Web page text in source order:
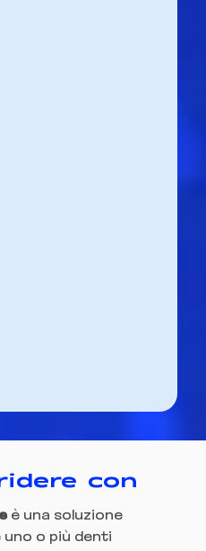
con
è una soluzione
o più denti